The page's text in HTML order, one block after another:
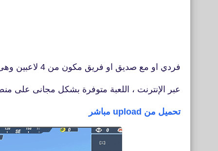
فردي او مع صديق او فريق مكون من 4 لاعبين وهى تضم 50 لاعب
عبر الإنترنت ، اللعبة متوفرة بشكل مجانى على
تحميل من upload مباشر